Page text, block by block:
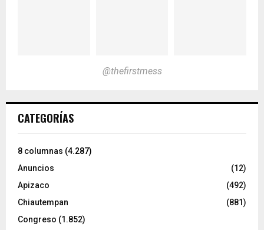
@thefirstmess
CATEGORÍAS
8 columnas (4.287)
Anuncios
(12)
Apizaco
(492)
Chiautempan
(881)
Congreso (1.852)